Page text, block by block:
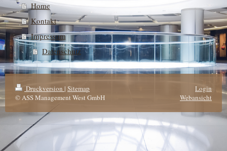
Home
Kontakt
Impressum
Datenschutz
Druckversion | Sitemap
© ASS Management West GmbH
Login
Webansicht